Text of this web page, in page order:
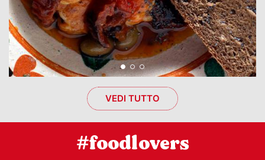
VEDI TUTTO
#foodlovers